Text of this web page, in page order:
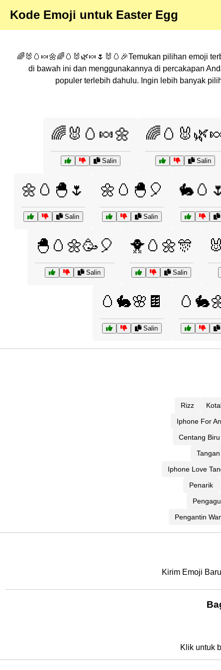
Kode Emoji untuk Easter Egg
🌈🐰🥚🍬🌼🌈🥚🐰🌿🍬🌷🐰🥚🎉Temukan pilihan emoji
di bawah ini dan menggunakannya di percakapan
populer terlebih dahulu. Ingin lebih banyak
🌈🐰🥚🍬🌼
Salin Salin
🌼🥚🐣🌷
Salin
🌼🥚🐣🎈
Salin
🐣🥚🌼🥳🎈
Salin
🐥🥚🌼🎊
Salin
🥚🐇🌸🍫
Salin
Rizz
Iphone For
Centang
Iphone Love
Penarik
Pengantin
Kirim Emoji
Klik untuk